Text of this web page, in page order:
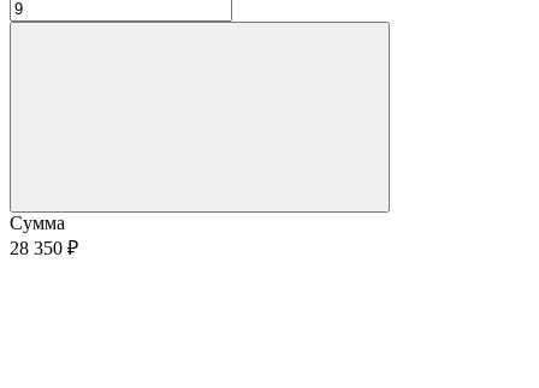
Сумма
28 350 ₽